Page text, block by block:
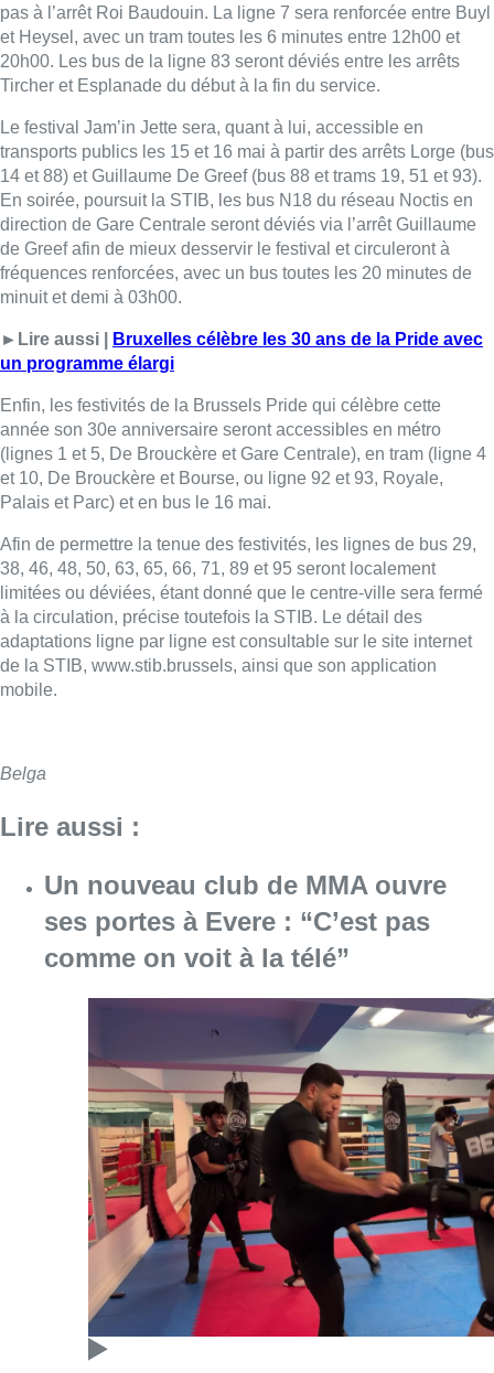
pas à l’arrêt Roi Baudouin. La ligne 7 sera renforcée entre Buyl
et Heysel, avec un tram toutes les 6 minutes entre 12h00 et
20h00. Les bus de la ligne 83 seront déviés entre les arrêts
Tircher et Esplanade du début à la fin du service.
Le festival Jam’in Jette sera, quant à lui, accessible en
transports publics les 15 et 16 mai à partir des arrêts Lorge (bus
14 et 88) et Guillaume De Greef (bus 88 et trams 19, 51 et 93).
En soirée, poursuit la STIB, les bus N18 du réseau Noctis en
direction de Gare Centrale seront déviés via l’arrêt Guillaume
de Greef afin de mieux desservir le festival et circuleront à
fréquences renforcées, avec un bus toutes les 20 minutes de
minuit et demi à 03h00.
►Lire aussi |
Bruxelles célèbre les 30 ans de la Pride avec
un programme élargi
Enfin, les festivités de la Brussels Pride qui célèbre cette
année son 30e anniversaire seront accessibles en métro
(lignes 1 et 5, De Brouckère et Gare Centrale), en tram (ligne 4
et 10, De Brouckère et Bourse, ou ligne 92 et 93, Royale,
Palais et Parc) et en bus le 16 mai.
Afin de permettre la tenue des festivités, les lignes de bus 29,
38, 46, 48, 50, 63, 65, 66, 71, 89 et 95 seront localement
limitées ou déviées, étant donné que le centre-ville sera fermé
à la circulation, précise toutefois la STIB. Le détail des
adaptations ligne par ligne est consultable sur le site internet
de la STIB, www.stib.brussels, ainsi que son application
mobile.
Belga
Lire aussi :
Un nouveau club de MMA ouvre
ses portes à Evere : “C’est pas
comme on voit à la télé”